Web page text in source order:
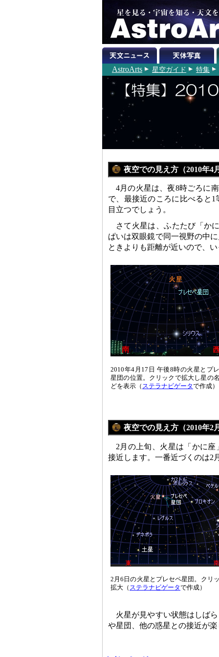
AstroArts 星空ガイド 特集
夜空での見え方（2010年4
4月の火星は、夜8時ごろに
で、最接近のころに比べると
目立つでしょう。
さて火星は、ふたたび「か
ぱいは双眼鏡で同一視野の中
ときよりも距離が近いので、
2010年4月17日 午後8時の火星とプ
星団の位置。クリックで拡大し星の
どを表示（ ステラナビゲータで作成）
夜空での見え方（2010年2
2月の上旬、火星は「かに
接近します。一番近づくのは2
2月6日の火星とプレセペ星団。クリ
拡大（ ステラナビゲータで作成）
火星が見やすい状態はしば
や星団、他の惑星との接近が楽